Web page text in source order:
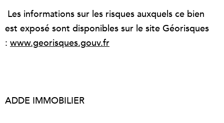
Les informations sur les risques auxquels ce bien
est exposé sont disponibles sur le site Géorisques
: www.georisques.gouv.fr
ADDE IMMOBILIER